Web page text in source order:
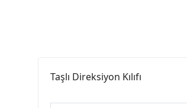
Taşlı Direksiyon Kılıfı